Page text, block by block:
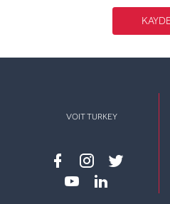
VOIT TURKEY
Facebook
instagram
twitter